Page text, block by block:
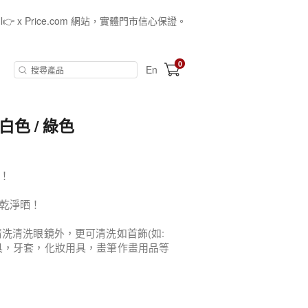
x Price.com 網站，實體門市信心保證。
En 0
色 / 綠色
淨晒！
清洗眼鏡外，更可清洗如首飾(如:
牙套，化妝用具，畫筆作畫用品等